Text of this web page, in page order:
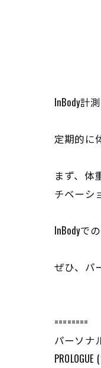
InBody計
定期的に
まず、体
チベーシ
InBodyで
ぜひ、パ
========
パーソナ